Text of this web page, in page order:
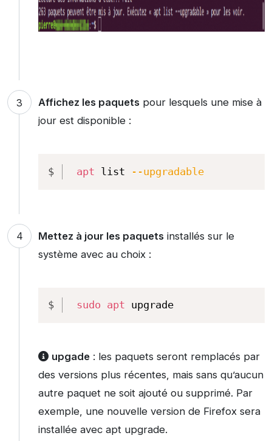
Affichez les paquetspour lesquels une mise à
jour est disponible :
apt list --upgradable
Mettez à jour les paquetsinstallés sur le
système avec au choix :
sudo apt upgrade
upgade: les paquets seront remplacés par
des versions plus récentes, mais sans qu’aucun
autre paquet ne soit ajouté ou supprimé. Par
exemple, une nouvelle version de Firefox sera
installée avec apt upgrade.